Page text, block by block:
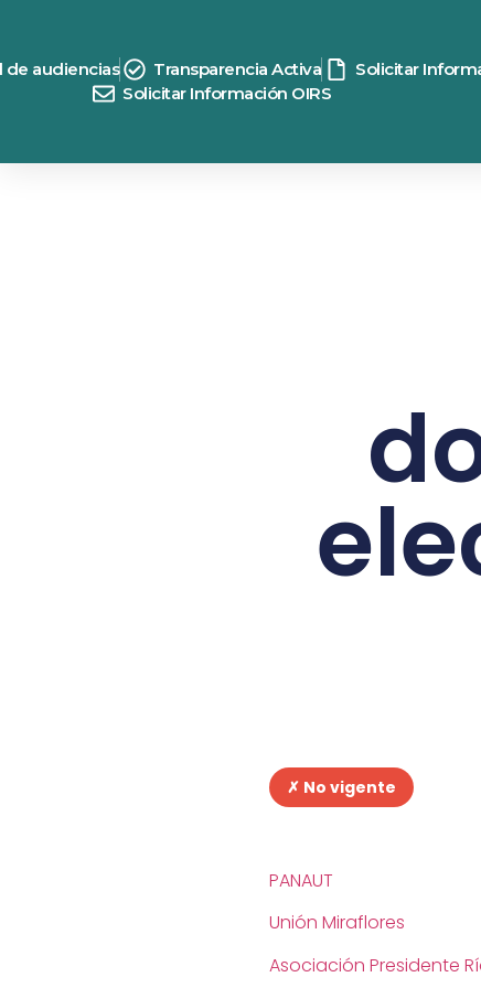
de audiencias Transparencia Activa
Solicitar
Solicitar Información OIRS
✗ No vigente
PANAUT
Unión Miraflores
Asociación Presidente